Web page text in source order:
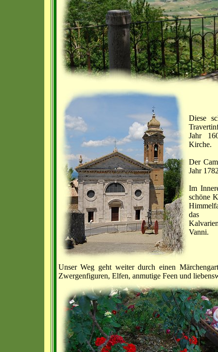
Diese
Jahr
Kirche.
Der
Jahr
Im
schöne
das
Vanni.
Unser Weg geht weiter durch einen
Zwergenfiguren, Elfen, anmutige Feen und